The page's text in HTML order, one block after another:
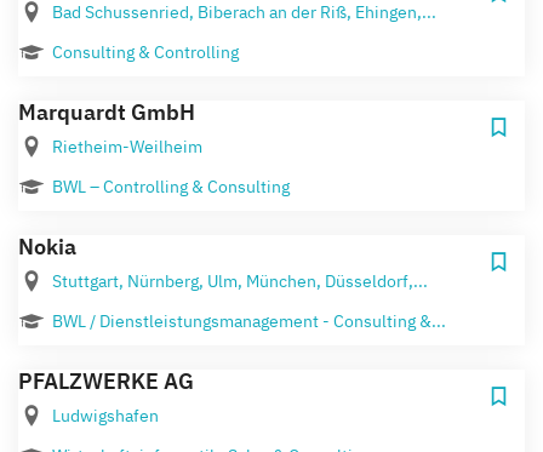
Bad Schussenried, Biberach an der Riß, Ehingen,...
Consulting & Controlling
Marquardt GmbH
Rietheim-Weilheim
BWL – Controlling & Consulting
Nokia
Stuttgart, Nürnberg, Ulm, München, Düsseldorf,...
BWL / Dienstleistungsmanagement - Consulting &...
PFALZWERKE AG
Ludwigshafen